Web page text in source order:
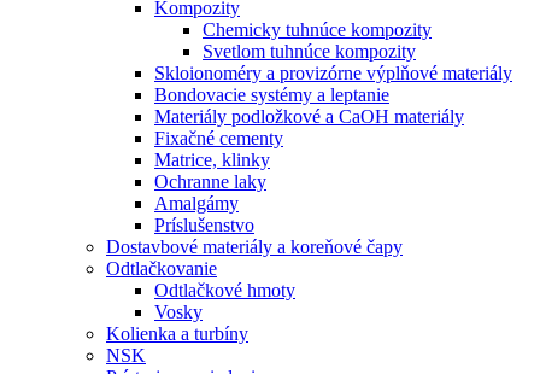
Kompozity
Chemicky tuhnúce kompozity
Svetlom tuhnúce kompozity
Skloionoméry a provizórne výplňové materiály
Bondovacie systémy a leptanie
Materiály podložkové a CaOH materiály
Fixačné cementy
Matrice, klinky
Ochranne laky
Amalgámy
Príslušenstvo
Dostavbové materiály a koreňové čapy
Odtlačkovanie
Odtlačkové hmoty
Vosky
Kolienka a turbíny
NSK